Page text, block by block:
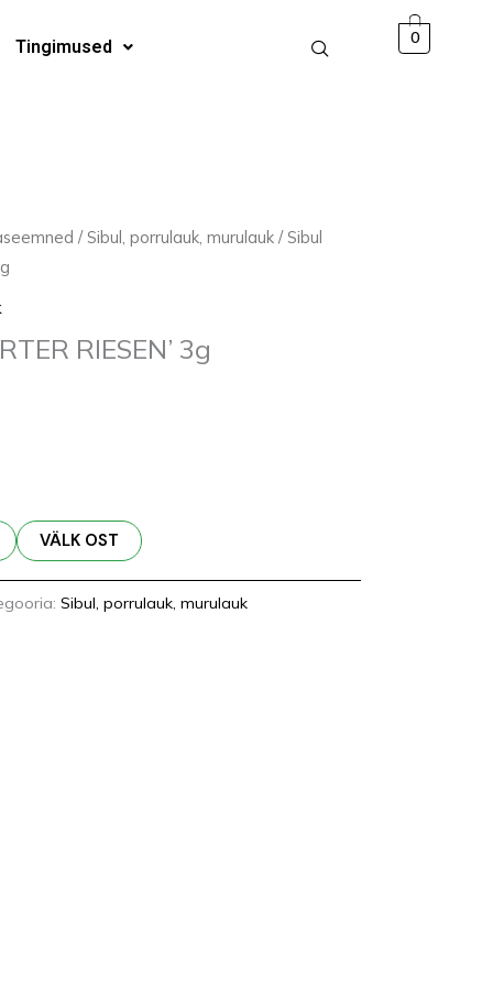
Tingimused 0
/Sibul, porrulauk, murulauk / Sibul
RIESEN’ 3g
VÄLK OST
Sibul, porrulauk, murulauk
kogus